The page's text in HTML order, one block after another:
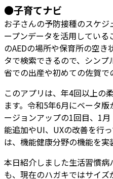
●子育てナビ
お子さんの予防接種のスケ
ープンデータを活用してい
のAEDの場所や保育所の空き
タで検索できるので、シン
省での出産や初めての佐賀で
このアプリは、年4回以上の
ます。令和5年6月にベータ
ージョンアップの1回目、1
能追加やUI、UXの改善を行
は、機能健康分野の機能を実
本日紹介しました生活習慣
も、現在のハガキではサイ